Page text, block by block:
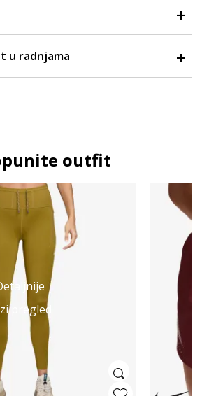
u radnjama
outfit
pregled